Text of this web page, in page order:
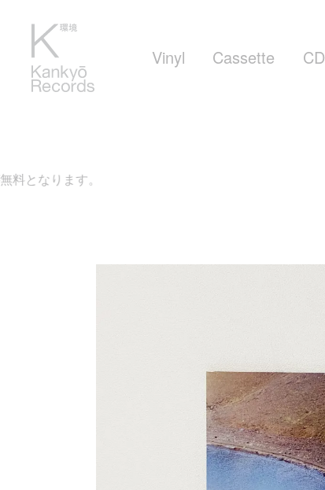
Vinyl Cassette CD